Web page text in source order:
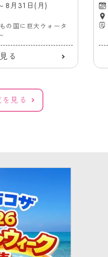
8月31日(月)
の国に巨大ウォータ
る
見る